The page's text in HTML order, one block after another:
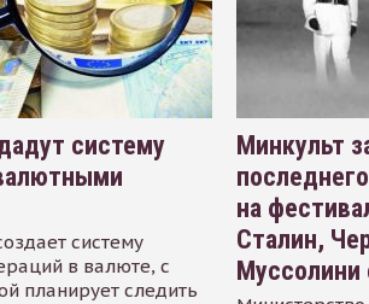
систему
систему
в валюте, с
планирует следить
Минкульт
на
Сталин,
Муссолини